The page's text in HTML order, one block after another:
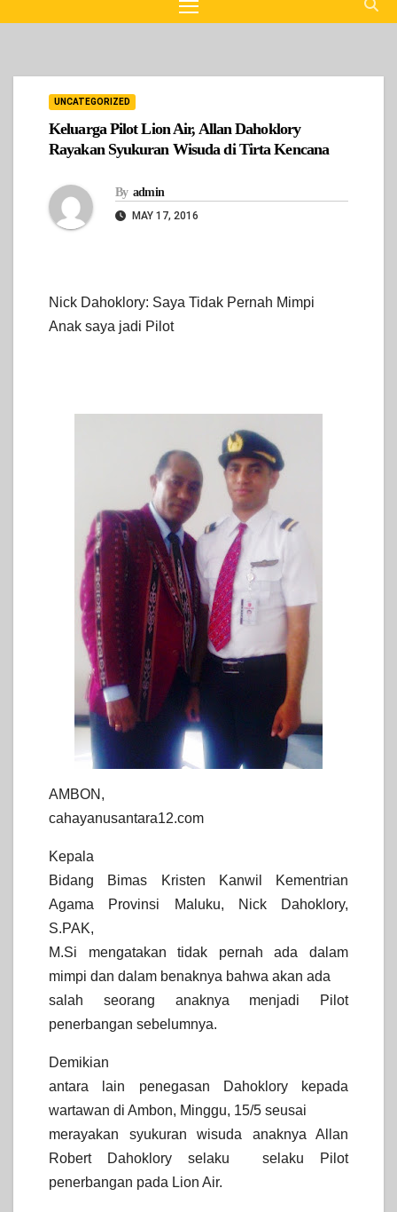
UNCATEGORIZED
Keluarga Pilot Lion Air, Allan Dahoklory
Rayakan Syukuran Wisuda di Tirta Kencana
By admin
MAY 17, 2016
Nick Dahoklory: Saya Tidak Pernah Mimpi
Anak saya jadi Pilot
AMBON,
cahayanusantara12.com
Kepala
Bidang Bimas Kristen Kanwil Kementrian
Agama Provinsi Maluku, Nick Dahoklory,
S.PAK,
M.Si mengatakan tidak pernah ada dalam
mimpi dan dalam benaknya bahwa akan ada
salah seorang anaknya menjadi Pilot
penerbangan sebelumnya.
Demikian
antara lain penegasan Dahoklory kepada
wartawan di Ambon, Minggu, 15/5 seusai
merayakan syukuran wisuda anaknya Allan
Robert Dahoklory selaku selaku Pilot
penerbangan pada Lion Air.